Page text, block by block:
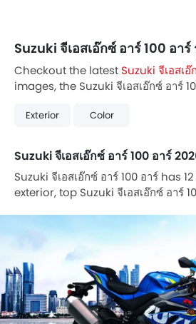
Suzuki จีเอสเอ๊กซ์ อาร์ 100 อา
Checkout the latest Suzuki จีเอสเ
images, the Suzuki จีเอสเอ๊กซ์ อาร์
in 3 different colors in Thailand.
Exterior Color
Suzuki จีเอสเอ๊กซ์ อาร์ 100 อาร์
Suzuki จีเอสเอ๊กซ์ อาร์ 100 อาร์ has
exterior, top Suzuki จีเอสเอ๊กซ์ อาร์
Viewfull Image, Fuel Tank View,
Light View, Exhaust View, Rider
Front Tyre, Rear Tyre, Windshield,